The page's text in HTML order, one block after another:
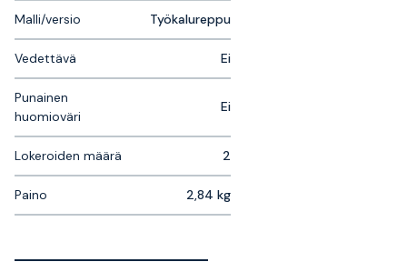
Malli/versio Työkalureppu
Vedettävä Ei
Punainen
huomioväri
Ei
Lokeroiden määrä 2
Paino 2,84 kg